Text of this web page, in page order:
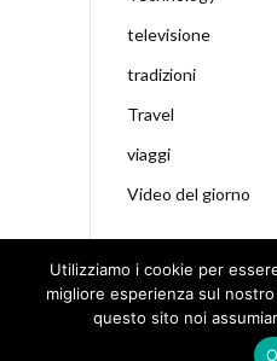
televisione
tradizioni
Travel
viaggi
Video del giorno
Utilizziamo i cookie per
migliore esperienza sul
questo sito noi